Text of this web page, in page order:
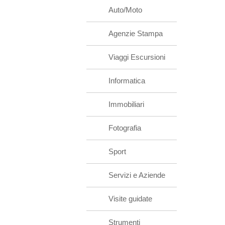
Auto/Moto
Agenzie Stampa
Viaggi Escursioni
Informatica
Immobiliari
Fotografia
Sport
Servizi e Aziende
Visite guidate
Strumenti